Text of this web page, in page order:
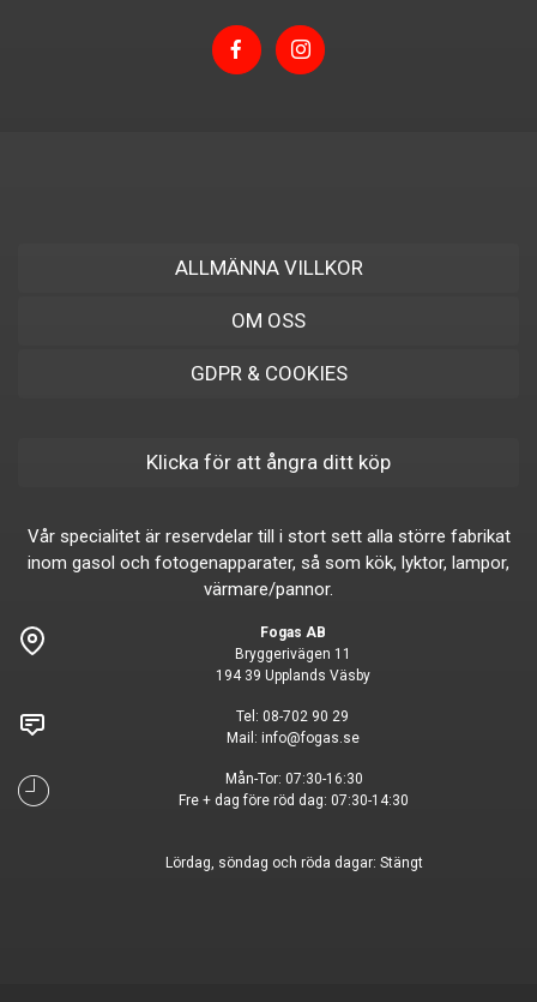
ALLMÄNNA VILLKOR
OM OSS
GDPR & COOKIES
Klicka för att ångra ditt köp
Vår specialitet är reservdelar till i stort sett alla större fabrikat
inom gasol och fotogenapparater, så som kök, lyktor, lampor,
värmare/pannor.
Fogas AB
Bryggerivägen 11
194 39 Upplands Väsby
Tel: 08-702 90 29
Mail: info@fogas.se
Mån-Tor: 07:30-16:30
Fre + dag före röd dag: 07:30-14:30
Lördag, söndag och röda dagar: Stängt